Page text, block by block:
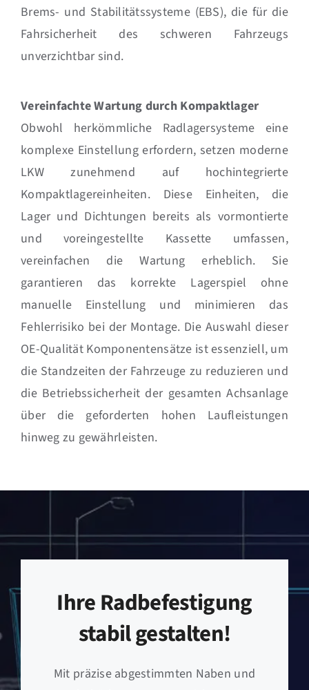
Brems- und Stabilitätssysteme (EBS), die für die
Fahrsicherheit des schweren Fahrzeugs
unverzichtbar sind.
Vereinfachte Wartung durch Kompaktlager
Obwohl herkömmliche Radlagersysteme eine
komplexe Einstellung erfordern, setzen moderne
LKW zunehmend auf hochintegrierte
Kompaktlagereinheiten. Diese Einheiten, die
Lager und Dichtungen bereits als vormontierte
und voreingestellte Kassette umfassen,
vereinfachen die Wartung erheblich. Sie
garantieren das korrekte Lagerspiel ohne
manuelle Einstellung und minimieren das
Fehlerrisiko bei der Montage. Die Auswahl dieser
OE-Qualität Komponentensätze ist essenziell, um
die Standzeiten der Fahrzeuge zu reduzieren und
die Betriebssicherheit der gesamten Achsanlage
über die geforderten hohen Laufleistungen
hinweg zu gewährleisten.
Ihre Radbefestigung
stabil gestalten!
Mit präzise abgestimmten Naben und